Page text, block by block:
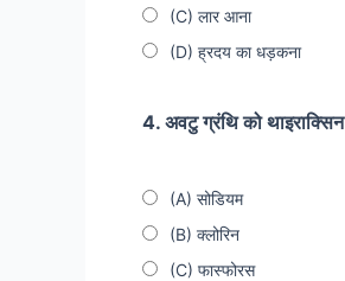
(C) लार आना
(D) ह्रदय का धड़कना
4. अवटु ग्रंथि को
(A) सोडियम
(B) क्लोरिन
(C) फास्फोरस